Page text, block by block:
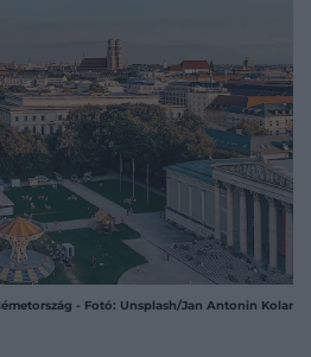
- Fotó: Unsplash/Jan Antonin Kolar